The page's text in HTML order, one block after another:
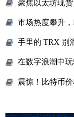
聚焦以太坊现
市场热度攀升
手里的 TRX 别
在数字浪潮中
震惊！比特币